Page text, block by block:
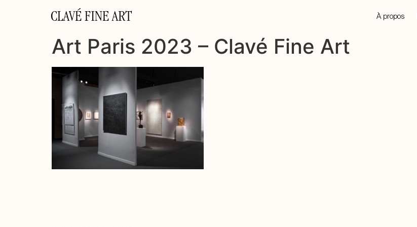
CLAVÉ FINE ART À propos
Art Paris 2023 – Clavé Fine Art